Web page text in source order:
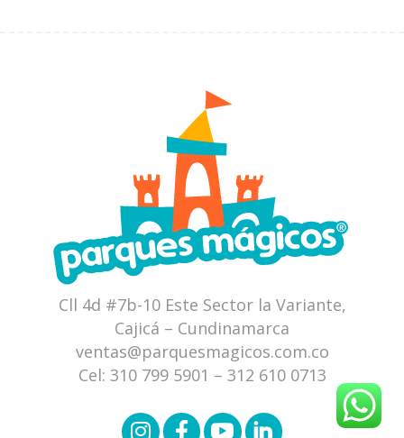
Cll 4d #7b-10 Este Sector la Variante,
Cajicá – Cundinamarca
ventas@parquesmagicos.com.co
Cel: 310 799 5901 – 312 610 0713